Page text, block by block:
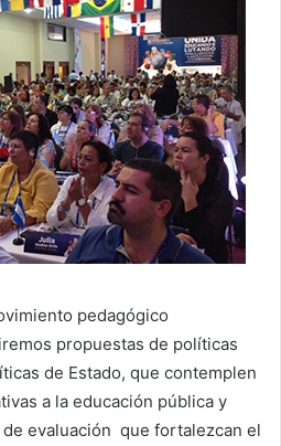
pedagógico
propuestas de políticas
de Estado, que contemplen
a la educación pública y
evaluación que fortalezcan el